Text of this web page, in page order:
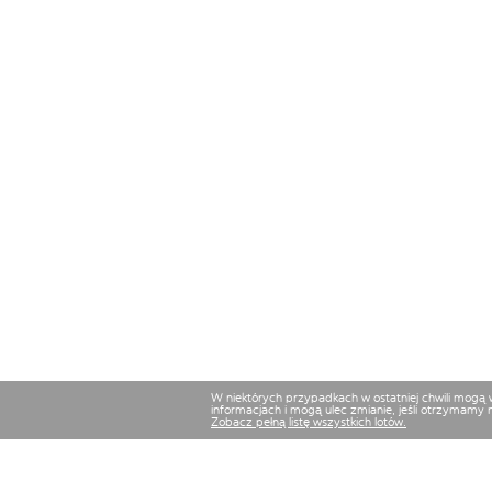
W niektórych przypadkach w ostatniej chwili
informacjach i mogą ulec zmianie, jeśli otrzymamy
Zobacz pełną listę wszystkich lotów.